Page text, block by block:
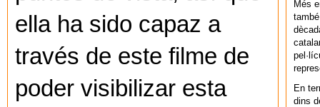
ella ha sido capaz a
través de este filme de
poder visibilizar esta
Més
En
dins